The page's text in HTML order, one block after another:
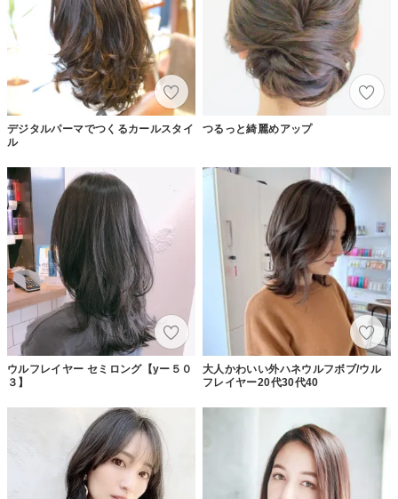
デジタルパーマでつくるカールスタイ
ル
つるっと綺麗めアップ
ウルフレイヤー セミロング【yー５０
３】
大人かわいい外ハネウルフボブ/ウル
フレイヤー20代30代40